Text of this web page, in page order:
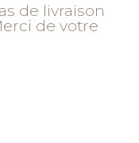
de livraison
de votre